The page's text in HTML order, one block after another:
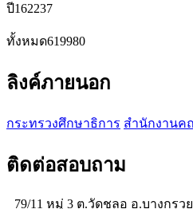
ปี162237
ทั้งหมด619980
ลิงค์ภายนอก
กระทรวงศึกษาธิการ สำนักงานค
ติดต่อสอบถาม
79/11 หมู่ 3 ต.วัดชลอ อ.บางกรว